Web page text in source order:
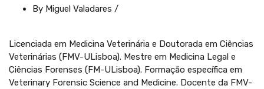
By Miguel Valadares /
Licenciada em Medicina Veterinária e Doutorada em Ciências
Veterinárias (FMV-ULisboa). Mestre em Medicina Legal e
Ciências Forenses (FM-ULisboa). Formação específica em
Veterinary Forensic Science and Medicine. Docente da FMV-